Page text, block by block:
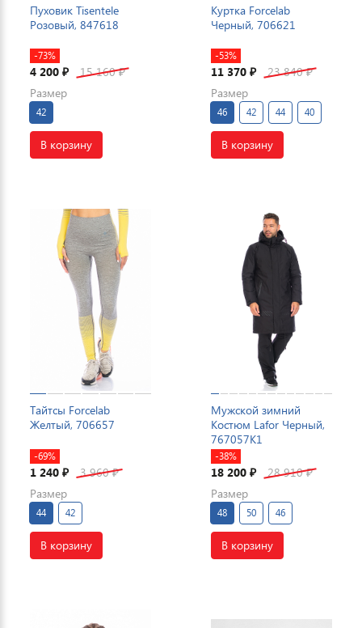
Пуховик Tisentele
Розовый, 847618
-73%
4 200 ₽ 15 160₽
Размер
42
В корзину
Куртка Forcelab
Черный, 706621
-53%
11 370 ₽ 23 840₽
Размер
46 42 44 40
В корзину
Тайтсы Forcelab
Желтый, 706657
-69%
1 240 ₽ 3 960₽
Размер
44 42
В корзину
Мужской зимний
Костюм Lafor Черный,
767057K1
-38%
18 200 ₽ 28 910₽
Размер
48 50 46
В корзину